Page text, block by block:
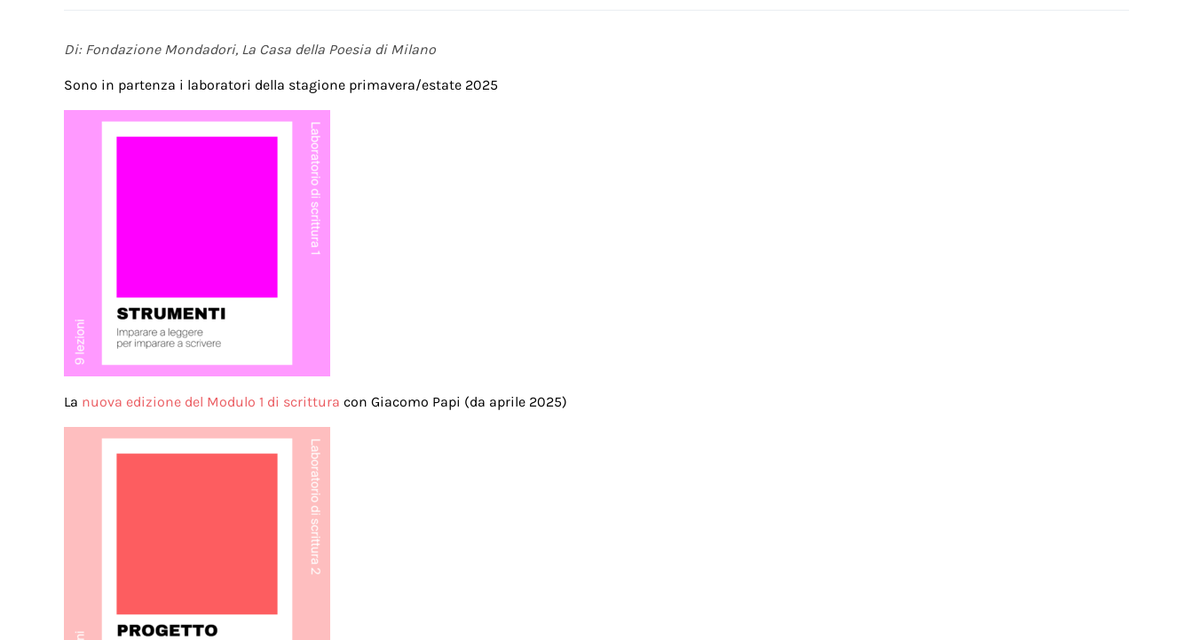
Di: Fondazione Mondadori, La Casa della Poesia di Milano
Sono in partenza i laboratori della stagione primavera/estate 2025
La nuova edizione del Modulo 1 di scrittura con Giacomo Papi (da aprile 2025)